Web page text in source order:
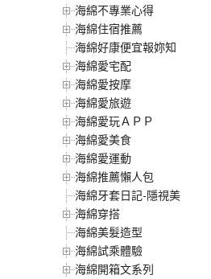
海綿不專業心得
海綿住宿推薦
海綿好康便宜報妳知
海綿愛宅配
海綿愛按摩
海綿愛旅遊
海綿愛玩ＡＰＰ
海綿愛美食
海綿愛運動
海綿推薦懶人包
海綿牙套日記-隱視美
海綿穿搭
海綿美髮造型
海綿試乘體驗
海綿開箱文系列